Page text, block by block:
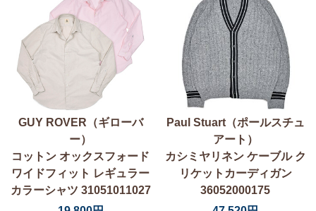
GUY ROVER（ギローバ
ー）
コットン オックスフォード
ワイドフィット レギュラー
カラーシャツ 31051011027
Paul Stuart（ポールスチュ
アート）
カシミヤリネン ケーブル ク
リケットカーディガン
36052000175